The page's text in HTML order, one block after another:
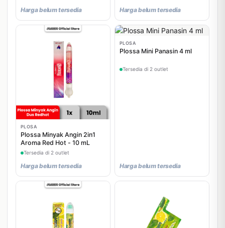
Harga belum tersedia Harga belum tersedia
PLOSA
Plossa Minyak Angin 2in1
Aroma Red Hot - 10 mL
Tersedia di 2 outlet
Harga belum tersedia
PLOSA
Plossa Mini Panasin 4 ml
Tersedia di 2 outlet
Harga belum tersedia